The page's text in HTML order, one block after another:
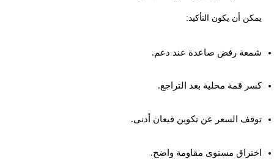
يمكن أن يكون التأكيد:
شمعة رفض صاعدة عند دعم.
كسر قمة محلية بعد التراجع.
توقف السعر عن تكوين قيعان أدنى.
اختراق مستوى مقاومة واضح.